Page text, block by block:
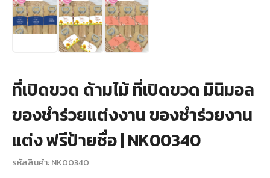
ที่เปิดขวด ด้ามไม้ ที่เปิดขวด มินิมอล
ของชำร่วยแต่งงาน ของชำร่วยงาน
แต่ง ฟรีป้ายชื่อ | NK00340
รหัสสินค้า: NK00340